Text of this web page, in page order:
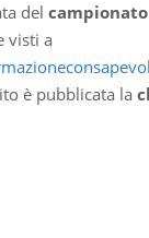
del
visti a
è pubblicata la